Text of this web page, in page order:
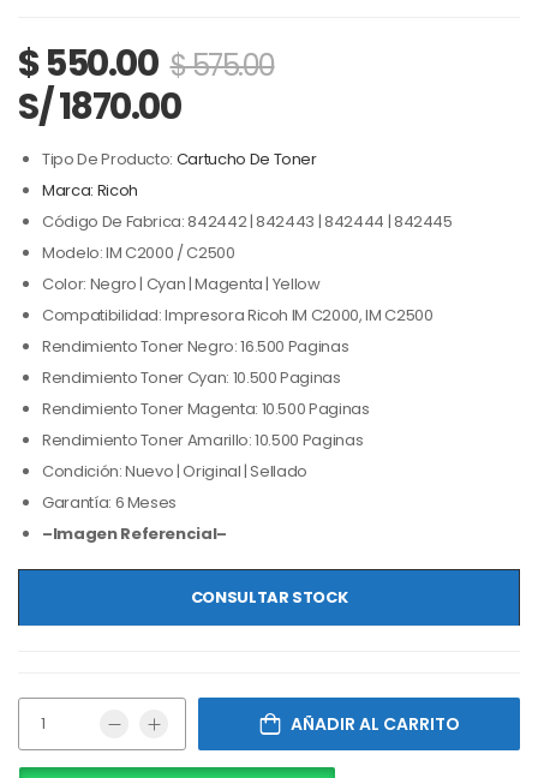
$550.00 $575.00
S/ 1870.00
Tipo De Producto: Cartucho De Toner
Marca: Ricoh
Código De Fabrica: 842442 | 842443 | 842444 | 842445
Modelo: IM C2000 / C2500
Color: Negro | Cyan | Magenta | Yellow
Compatibilidad: Impresora Ricoh IM C2000, IM C2500
Rendimiento Toner Negro: 16.500 Paginas
Rendimiento Toner Cyan: 10.500 Paginas
Rendimiento Toner Magenta: 10.500 Paginas
Rendimiento Toner Amarillo: 10.500 Paginas
Condición: Nuevo | Original | Sellado
Garantía: 6 Meses
–Imagen Referencial–
CONSULTAR STOCK
AÑADIR AL CARRITO